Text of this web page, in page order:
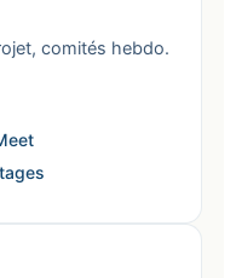
comités hebdo.